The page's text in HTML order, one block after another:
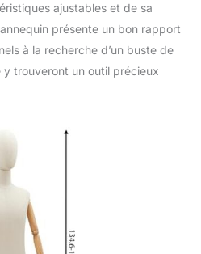
robustesse du corps
du mannequin adulte,
rendant ainsi le torse
masculin moins
ajustables et de sa
présente un bon rapport
à la recherche d’un buste de
trouveront un outil précieux